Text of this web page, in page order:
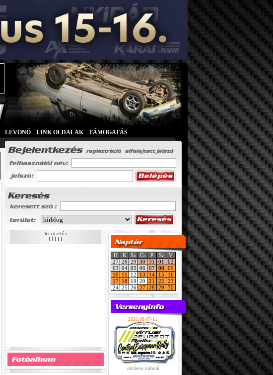
LEVONÓ LINK OLDALAK TÁMOGATÁS
h i r d e t é s
11111
H K Sz Cs P Sz
V
27 28 29 30 31 01
02
03 04 05 06 07 08 09
10
11 12 13 14 15
16
17
18 19 20 21 22
23
24 25 26 27 28 29 30
2026.08.07-11.
részletes infóink